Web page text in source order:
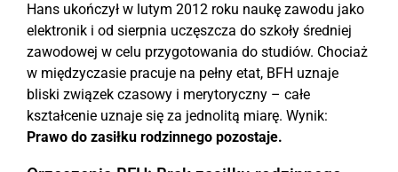
Hans ukończył w lutym 2012 roku naukę zawodu jako
elektronik i od sierpnia uczęszcza do szkoły średniej
zawodowej w celu przygotowania do studiów. Chociaż
w międzyczasie pracuje na pełny etat, BFH uznaje
bliski związek czasowy i merytoryczny – całe
kształcenie uznaje się za jednolitą miarę. Wynik:
Prawo do zasiłku rodzinnego pozostaje.